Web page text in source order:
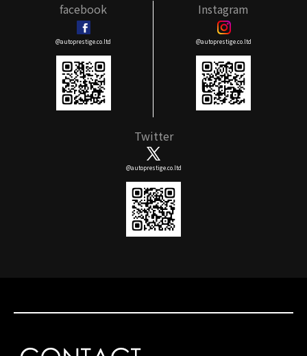
facebook
@autoprestige.co.ltd
Instagram
@autoprestige.co.ltd
Twitter
@autoprestige.co.ltd